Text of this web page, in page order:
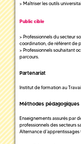
> Maîtriser les outils
Public cible
> Professionnels du secteur
coordination, de référent de
> Professionnels souhaitant
parcours.
Partenariat
Institut de formation au
Méthodes pédagogiques
Enseignements assurés par
professionnels des secteurs
Alternance